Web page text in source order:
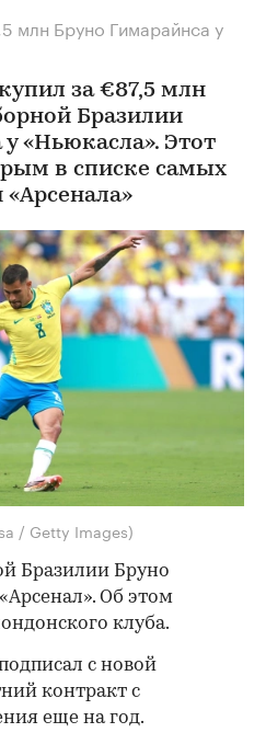
млн Бруно Гимарайнса у
за €87,5 млн
Бразилии
«Ньюкасла». Этот
в списке самых
/ Getty Images)
Бразилии Бруно
Об этом
клуба.
с новой
контракт с
еще на год.